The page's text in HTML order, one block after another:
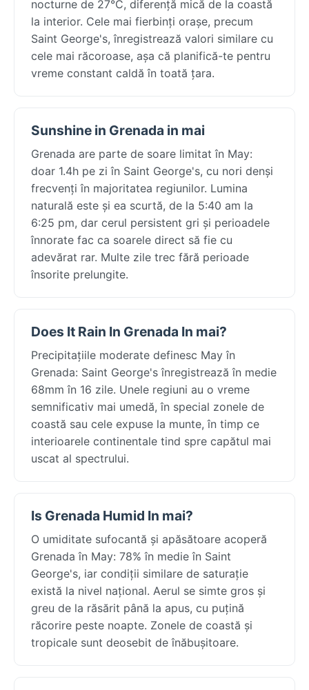
nocturne de 27°C, diferență mică de la coastă
la interior. Cele mai fierbinți orașe, precum
Saint George's, înregistrează valori similare cu
cele mai răcoroase, așa că planifică-te pentru
vreme constant caldă în toată țara.
Sunshine in Grenada in mai
Grenada are parte de soare limitat în May:
doar 1.4h pe zi în Saint George's, cu nori denși
frecvenți în majoritatea regiunilor. Lumina
naturală este și ea scurtă, de la 5:40 am la
6:25 pm, dar cerul persistent gri și perioadele
înnorate fac ca soarele direct să fie cu
adevărat rar. Multe zile trec fără perioade
însorite prelungite.
Does It Rain In Grenada In mai?
Precipitațiile moderate definesc May în
Grenada: Saint George's înregistrează în medie
68mm în 16 zile. Unele regiuni au o vreme
semnificativ mai umedă, în special zonele de
coastă sau cele expuse la munte, în timp ce
interioarele continentale tind spre capătul mai
uscat al spectrului.
Is Grenada Humid In mai?
O umiditate sufocantă și apăsătoare acoperă
Grenada în May: 78% în medie în Saint
George's, iar condiții similare de saturație
există la nivel național. Aerul se simte gros și
greu de la răsărit până la apus, cu puțină
răcorire peste noapte. Zonele de coastă și
tropicale sunt deosebit de înăbușitoare.